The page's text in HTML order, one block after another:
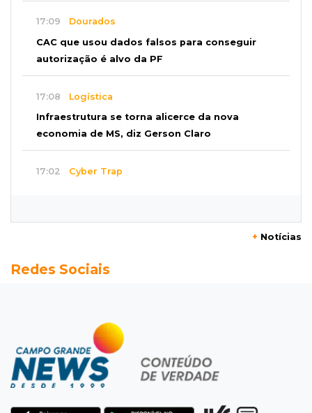
17:09 Dourados
CAC que usou dados falsos para conseguir
autorização é alvo da PF
17:08 Logística
Infraestrutura se torna alicerce da nova
economia de MS, diz Gerson Claro
17:02 Cyber Trap
Continuidade ou alternância: a oposição
Eleições 2026
Azambuja e a engenharia de um projeto para
permanecer no poder
+ Notícias
Redes Sociais